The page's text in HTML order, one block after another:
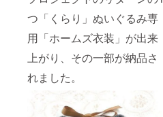
つ「くらり」ぬいぐるみ専
用「ホームズ衣装」が出来
上がり、その一部が納品さ
れました。